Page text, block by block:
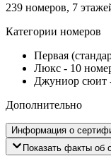
239 номеров, 7
Категории номеров
Первая
Люкс - 10
Джуниор сюит
Дополнительно
Информация о
Показать факты об